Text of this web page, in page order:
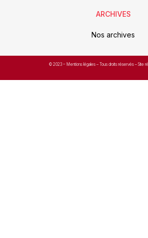
ARCHIVES
Nos archives
© 2023 – Mentions légales – Tous droits réservés – Site